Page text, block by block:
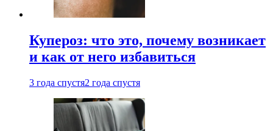
Купероз: что это, почему возникает
и как от него избавиться
3 года спустя2 года спустя